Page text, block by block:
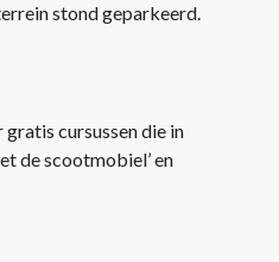
stond geparkeerd.
cursussen die in
de scootmobiel’ en